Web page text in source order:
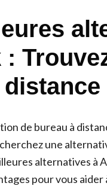
:
de bureau à
une
alternatives à
pour vous